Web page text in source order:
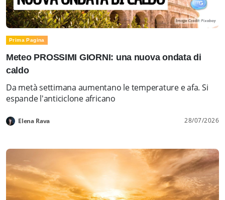
Prima Pagina
Meteo PROSSIMI GIORNI: una nuova ondata di
caldo
Da metà settimana aumentano le temperature e afa. Si
espande l'anticiclone africano
Elena Rava 28/07/2026